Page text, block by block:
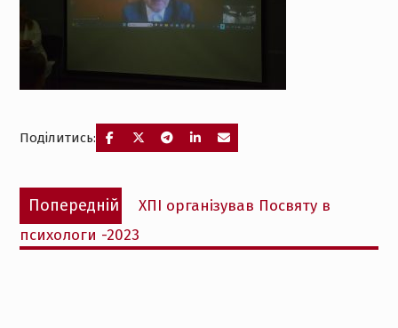
Поділитись:
Навігація
записів
Попередній
Попередній
запис:
ХПІ організував Посвяту в
психологи -2023